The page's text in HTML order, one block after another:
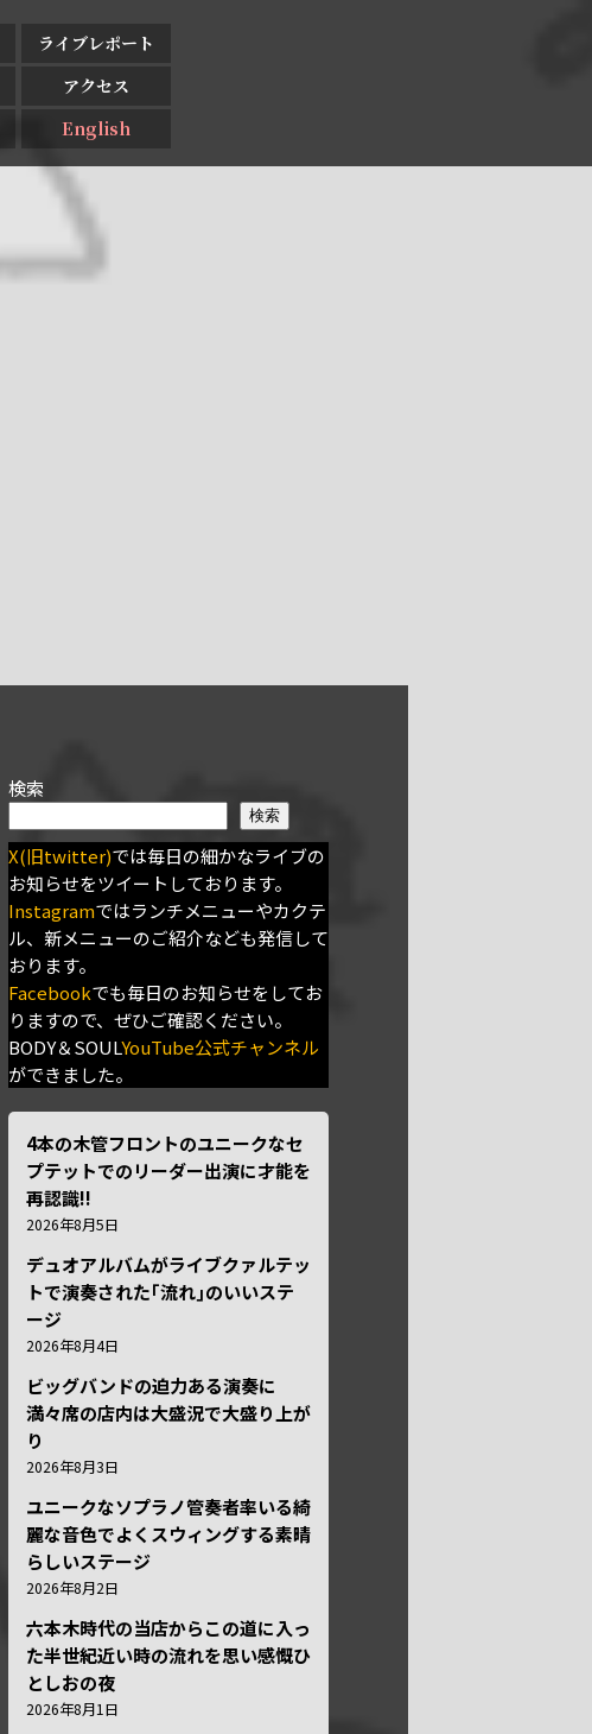
ライブレポート
アクセス
English
検索
検索
X(旧twitter)では毎日の細かなライブの
お知らせをツイートしております。
Instagramではランチメニューやカクテ
ル、新メニューのご紹介なども発信して
おります。
Facebookでも毎日のお知らせをしてお
りますので、ぜひご確認ください。
BODY＆SOULYouTube公式チャンネル
ができました。
4本の木管フロントのユニークなセ
プテットでのリーダー出演に才能を
再認識!!
2026年8月5日
デュオアルバムがライブクァルテッ
トで演奏された｢流れ｣のいいステ
ージ
2026年8月4日
ビッグバンドの迫力ある演奏に
満々席の店内は大盛況で大盛り上が
り
2026年8月3日
ユニークなソプラノ管奏者率いる綺
麗な音色でよくスウィングする素晴
らしいステージ
2026年8月2日
六本木時代の当店からこの道に入っ
た半世紀近い時の流れを思い感慨ひ
としおの夜
2026年8月1日